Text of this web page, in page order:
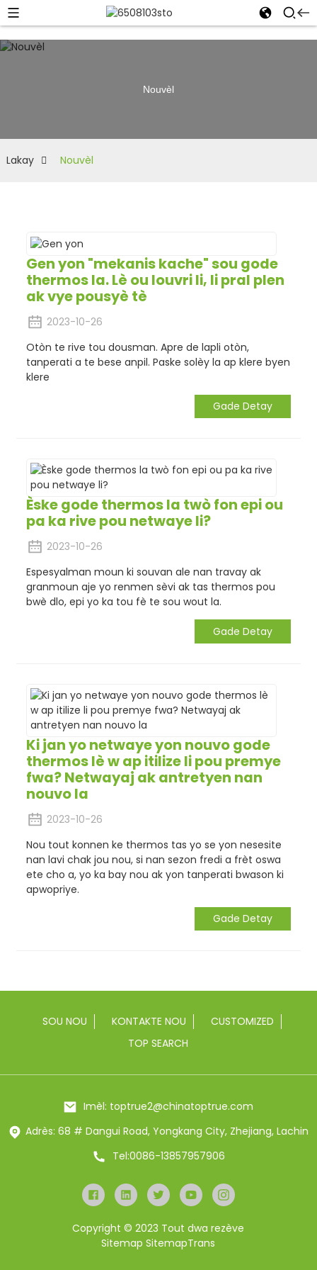
Nouvèl
Lakay Nouvèl
Gen yon "mekanis kache" sou gode
thermos la. Lè ou louvri li, li pral plen
ak vye pousyè tè
2023-10-26
Otòn te rive tou dousman. Apre de lapli otòn,
tanperati a te bese anpil. Paske solèy la ap klere byen
klere
Gade Detay
Èske gode thermos la twò fon epi ou
pa ka rive pou netwaye li?
2023-10-26
Espesyalman moun ki souvan ale nan travay ak
granmoun aje yo renmen sèvi ak tas thermos pou
bwè dlo, epi yo ka tou fè te sou wout la.
Gade Detay
Ki jan yo netwaye yon nouvo gode
thermos lè w ap itilize li pou premye
fwa? Netwayaj ak antretyen nan
nouvo la
2023-10-26
Nou tout konnen ke thermos tas yo se yon nesesite
nan lavi chak jou nou, si nan sezon fredi a frèt oswa
ete cho a, yo ka bay nou ak yon tanperati bwason ki
apwopriye.
Gade Detay
SOU NOU KONTAKTE NOU
CUSTOMIZED
TOP SEARCH
Imèl: toptrue2@chinatoptrue.com
Adrès: 68 # Dangui Road, Yongkang City, Zhejiang, Lachin
Tel:0086-13857957906
Copyright © 2023 Tout dwa rezève
Sitemap SitemapTrans